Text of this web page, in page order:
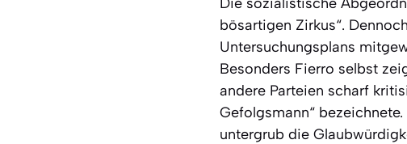
bösartigen Zirkus“.
Untersuchungsplans
Besonders Fierro selbst
andere Parteien scharf
Gefolgsmann“
untergrub die